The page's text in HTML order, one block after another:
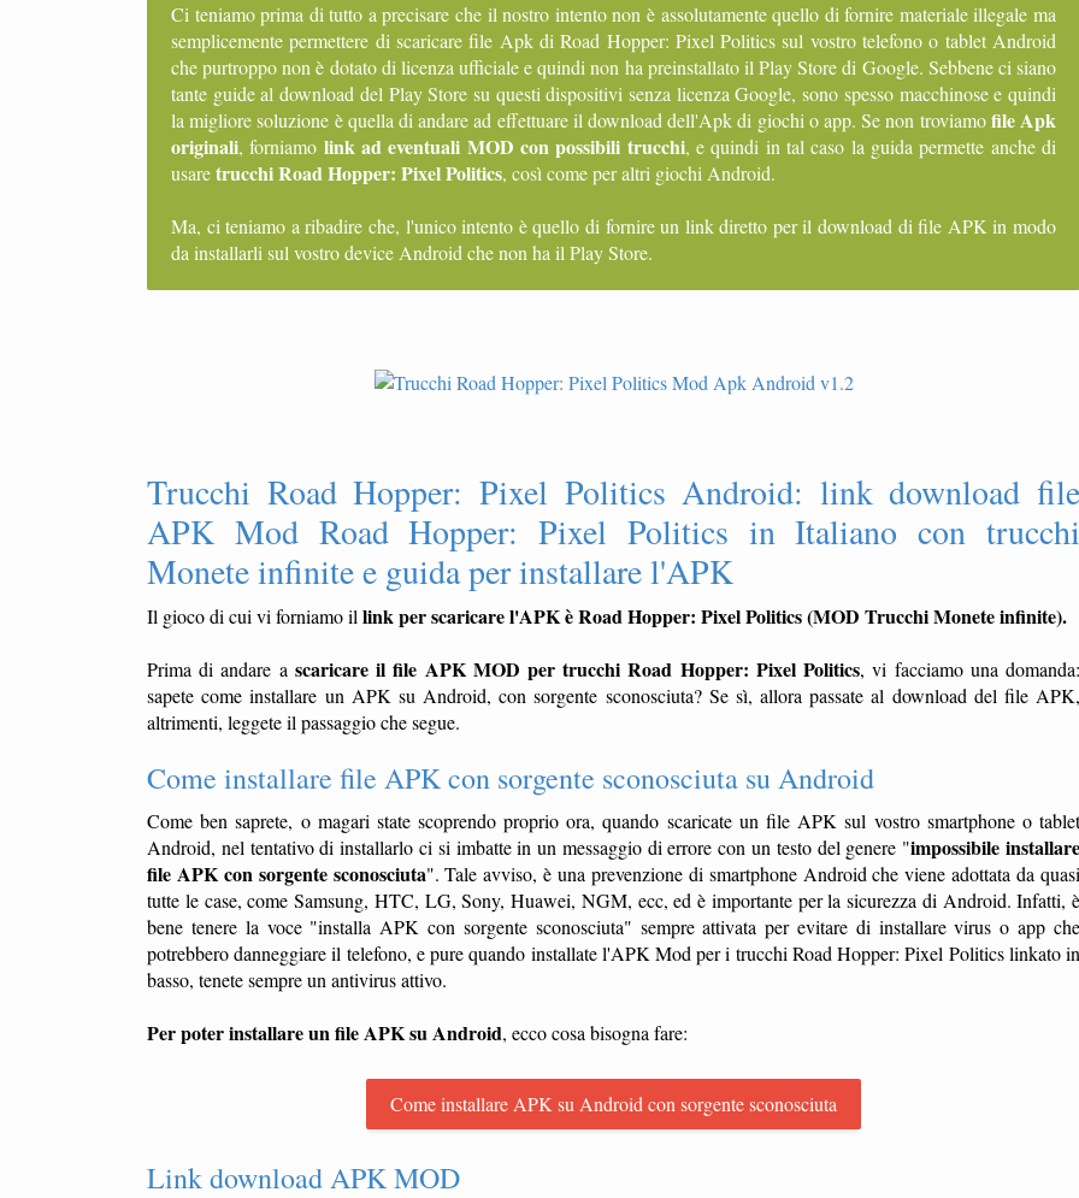
Ci teniamo prima di tutto a precisare che il nostro intento non è assolutamente quello di fornire materiale illegale ma
semplicemente permettere di scaricare file Apk di Road Hopper: Pixel Politics sul vostro telefono o tablet Android
che purtroppo non è dotato di licenza ufficiale e quindi non ha preinstallato il Play Store di Google. Sebbene ci siano
tante guide al download del Play Store su questi dispositivi senza licenza Google, sono spesso macchinose e quindi
la migliore soluzione è quella di andare ad effettuare il download dell'Apk di giochi o app. Se non troviamofile Apk
originali, forniamo link ad eventuali MOD con possibili trucchi, e quindi in tal caso la guida permette anche di
usaretrucchi Road Hopper: Pixel Politics, così come per altri giochi Android.
Ma, ci teniamo a ribadire che, l'unico intento è quello di fornire un link diretto per il download di file APK in modo
da installarli sul vostro device Android che non ha il Play Store.
Trucchi Road Hopper: Pixel Politics Android: link download file
APK Mod Road Hopper: Pixel Politics in Italiano con trucchi
Monete infinite e guida per installare l'APK
Il gioco di cui vi forniamo il link per scaricare l'APK è Road Hopper: Pixel Politics (MOD Trucchi Monete infinite).
Prima di andare a scaricare il file APK MOD per trucchi Road Hopper: Pixel Politics, vi facciamo una
sapete come installare un APK su Android, con sorgente sconosciuta? Se sì, allora passate al download del file APK,
altrimenti, leggete il passaggio che segue.
Come installare file APK con sorgente sconosciuta su Android
Come ben saprete, o magari state scoprendo proprio ora, quando scaricate un file APK sul vostro smartphone o tablet
Android, nel tentativo di installarlo ci si imbatte in un messaggio di errore con un testo del genere "impossibile
file APK con sorgente sconosciuta". Tale avviso, è una prevenzione di smartphone Android che viene adottata da
tutte le case, come Samsung, HTC, LG, Sony, Huawei, NGM, ecc, ed è importante per la sicurezza di Android. Infatti, è
bene tenere la voce "installa APK con sorgente sconosciuta" sempre attivata per evitare di installare virus o app che
potrebbero danneggiare il telefono, e pure quando installate l'APK Mod per i trucchi Road Hopper: Pixel Politics linkato in
basso, tenete sempre un antivirus attivo.
Per poter installare un file APK su Android, ecco cosa bisogna fare:
Come installare APK su Android con sorgente sconosciuta
Link download APK MOD